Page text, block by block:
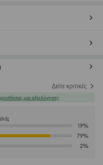
Δείτε κριτικές
μια αξιολόγηση;
19%
79%
2%